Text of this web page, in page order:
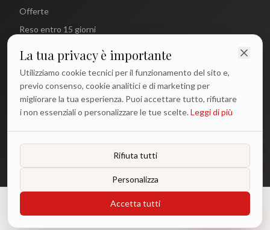
Offerte
Reso entro 15 giorni
CONTATTI
info@antichetradizioni.it
+39 329 617 1194
Lun - Ven: 9:00 - 18:00
Antiche Tradizioni. Tutti i diritti riservati.
La tua privacy è importante
Utilizziamo cookie tecnici per il funzionamento del sito e,
previo consenso, cookie analitici e di marketing per
migliorare la tua esperienza. Puoi accettare tutto, rifiutare
i non essenziali o personalizzare le tue scelte.Leggi di più
Rifiuta tutti
Personalizza
Accetta tutti